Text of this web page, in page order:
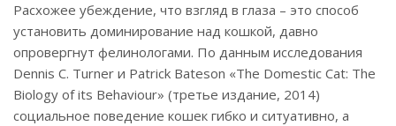
Расхожее убеждение, что взгляд в глаза – это способ
установить доминирование над кошкой, давно
опровергнут фелинологами. По данным исследования
Dennis C. Turner и Patrick Bateson «The Domestic Cat: The
Biology of its Behaviour» (третье издание, 2014)
социальное поведение кошек гибко и ситуативно, а